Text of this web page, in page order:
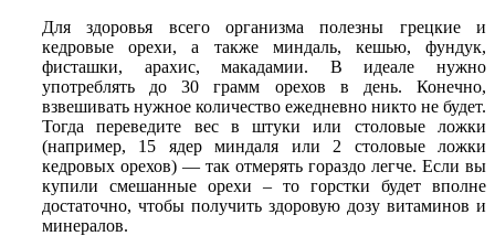
Для здоровья всего организма полезны грецкие и
кедровые орехи, а также миндаль, кешью, фундук,
фисташки, арахис, макадамии. В идеале нужно
употреблять до 30 грамм орехов в день. Конечно,
взвешивать нужное количество ежедневно никто не будет.
Тогда переведите вес в штуки или столовые ложки
(например, 15 ядер миндаля или 2 столовые ложки
кедровых орехов) — так отмерять гораздо легче. Если вы
купили смешанные орехи – то горстки будет вполне
достаточно, чтобы получить здоровую дозу витаминов и
минералов.